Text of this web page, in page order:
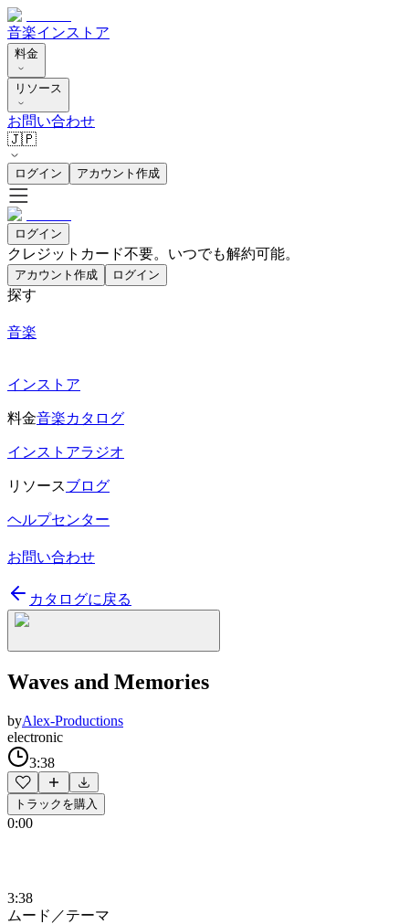
音楽インストア
料金
リソース
お問い合わせ
🇯🇵
ログイン アカウント作成
ログイン
クレジットカード不要。いつでも解約可能。
アカウント作成 ログイン
探す
音楽
インストア
料金音楽カタログ
インストアラジオ
リソースブログ
ヘルプセンター
お問い合わせ
カタログに戻る
Waves and Memories
byAlex-Productions
electronic
3:38
トラックを購入
0:00
3:38
ムード／テーマ